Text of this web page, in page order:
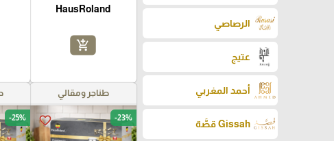
الرصاصي
عتيج
أحمد المغربي
Gissah قصَّة
HausRoland
add_shopping_cart
طناجر ومقالي
favorite_border -23%
-25%